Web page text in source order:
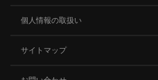
個人情報の取扱い
サイトマップ